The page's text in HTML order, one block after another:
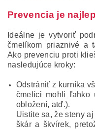
Prevencia je
Ideálne je vytvoriť
čmelíkom priaznivé a
Ako prevenciu proti
nasledujúce kroky:
Odstrániť z kurníka
čmelíci mohli ľahko
obložení, atď.).
Uistite sa, že steny
škár a škvírek,